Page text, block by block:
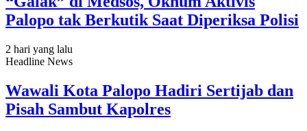
Palopo tak Berkutik Saat Diperiksa Polisi
2 hari yang lalu
Headline News
Wawali Kota Palopo Hadiri Sertijab dan
Pisah Sambut Kapolres